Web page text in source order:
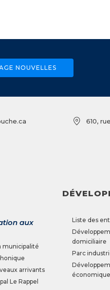
NOUVELLES
610,
aux
municipalité
arrivants
Le Rappel
Liste des
domiciliaire
Parc